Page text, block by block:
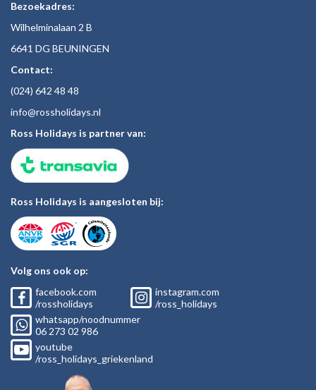
Bezoekadres:
Wilhelminalaan 2 B
6641 DG BEUNINGEN
Contact:
(024) 642 48 48
info@rossholidays.nl
Ross Holidays is partner van:
Ross Holidays is aangesloten bij:
Volg ons ook op:
facebook.com
/rossholidays
instagram.com
/ross_holidays
whatsapp/noodnummer
06 273 02 986
youtube
/ross_holidays_griekenland